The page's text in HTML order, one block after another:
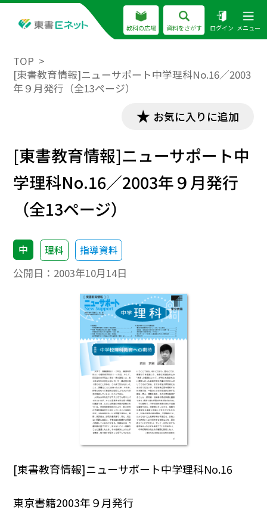
教科の広場 資料をさがす ログイン メニュー
TOP
[東書教育情報]ニューサポート中学理科No.16／2003
年９月発行（全13ページ）
お気に入りに追加
[東書教育情報]ニューサポート中
学理科No.16／2003年９月発行
（全13ページ）
中 理科 指導資料
公開日： 2003年10月14日
[東書教育情報]ニューサポート中学理科No.16
東京書籍2003年９月発行